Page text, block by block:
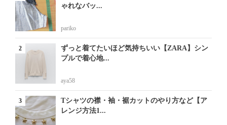
ゃれなバッ...
pariko
ずっと着てたいほど気持ちいい【ZARA】シン
プルで着心地...
aya58
Tシャツの襟・袖・裾カットのやり方など【ア
レンジ方法1...